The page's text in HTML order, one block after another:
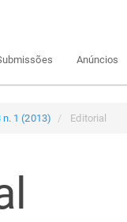
Anúncios
n. 1 (2013) Editorial